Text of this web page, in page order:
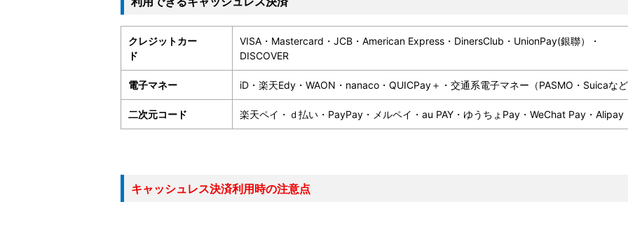
クレジットカー
ド
VISA・Mastercard・JCB・American Express・DinersClub・UnionPay(銀聯）・
DISCOVER
電子マネー iD・楽天Edy・WAON・nanaco・QUICPay＋・交通系電子マネー（PASMO・
二次元コード 楽天ペイ・ｄ払い・PayPay・メルペイ・au PAY・ゆうちょPay・WeChat Pay・
キャッシュレス決済利用時の注意点